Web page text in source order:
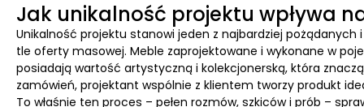
Jak unikalność projektu wpływa
Unikalność projektu stanowi jeden z najbardziej
tle oferty masowej. Meble zaprojektowane i wykonane w
posiadają wartość artystyczną i kolekcjonerską, która
zamówień, projektant wspólnie z klientem tworzy produkt
To właśnie ten proces – pełen rozmów, szkiców i prób –